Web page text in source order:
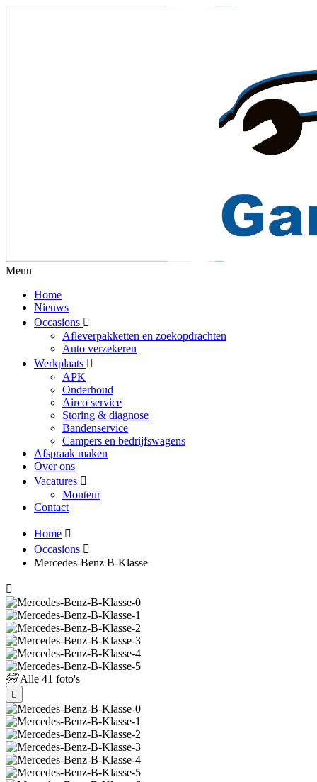
Menu
Home
Nieuws
Occasions
Afleverpakketten en zoekopdrachten
Auto verzekeren
Werkplaats
APK
Onderhoud
Airco service
Storing & diagnose
Bandenservice
Campers en bedrijfswagens
Afspraak maken
Over ons
Vacatures
Monteur
Contact
Home
Occasions
Mercedes-Benz B-Klasse
Alle 41 foto's